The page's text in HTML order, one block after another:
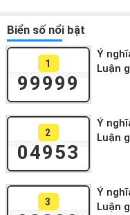
Biển số nổi bật
1
99999
Ý
Luận
2
04953
Ý
Luận
3
Ý
Luận